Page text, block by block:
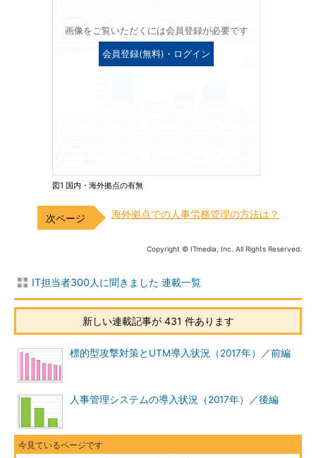
画像をご覧いただくには会員登録が必要です
会員登録(無料)・ログイン
図1 国内・海外拠点の有無
海外拠点での人事労務管理の方法は？
Copyright © ITmedia, Inc. All Rights Reserved.
IT担当者300人に聞きました 連載一覧
新しい連載記事が 431 件あります
標的型攻撃対策とUTM導入状況（2017年）／前編
人事管理システムの導入状況（2017年）／後編